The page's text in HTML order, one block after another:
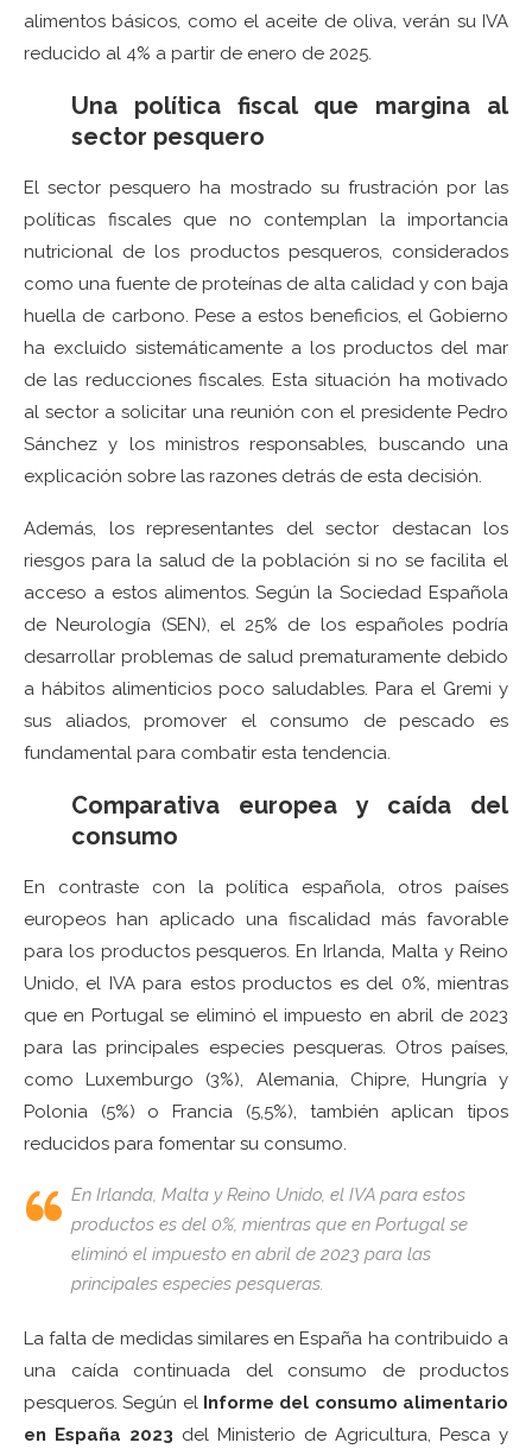
alimentos básicos, como el aceite de oliva, verán su IVA
reducido al 4% a partir de enero de 2025.
Una política fiscal que margina al
sector pesquero
El sector pesquero ha mostrado su frustración por las
políticas fiscales que no contemplan la importancia
nutricional de los productos pesqueros, considerados
como una fuente de proteínas de alta calidad y con baja
huella de carbono. Pese a estos beneficios, el Gobierno
ha excluido sistemáticamente a los productos del mar
de las reducciones fiscales. Esta situación ha motivado
al sector a solicitar una reunión con el presidente Pedro
Sánchez y los ministros responsables, buscando una
explicación sobre las razones detrás de esta decisión.
Además, los representantes del sector destacan los
riesgos para la salud de la población si no se facilita el
acceso a estos alimentos. Según la Sociedad Española
de Neurología (SEN), el 25% de los españoles podría
desarrollar problemas de salud prematuramente debido
a hábitos alimenticios poco saludables. Para el Gremi y
sus aliados, promover el consumo de pescado es
fundamental para combatir esta tendencia.
Comparativa europea y caída del
consumo
En contraste con la política española, otros países
europeos han aplicado una fiscalidad más favorable
para los productos pesqueros. En Irlanda, Malta y Reino
Unido, el IVA para estos productos es del 0%, mientras
que en Portugal se eliminó el impuesto en abril de 2023
para las principales especies pesqueras. Otros países,
como Luxemburgo (3%), Alemania, Chipre, Hungría y
Polonia (5%) o Francia (5,5%), también aplican tipos
reducidos para fomentar su consumo.
En Irlanda, Malta y Reino Unido, el IVA para estos
productos es del 0%, mientras que en Portugal se
eliminó el impuesto en abril de 2023 para las
principales especies pesqueras.
La falta de medidas similares en España ha contribuido a
una caída continuada del consumo de productos
pesqueros. Según el Informe del consumo alimentario
en España 2023 del Ministerio de Agricultura, Pesca y